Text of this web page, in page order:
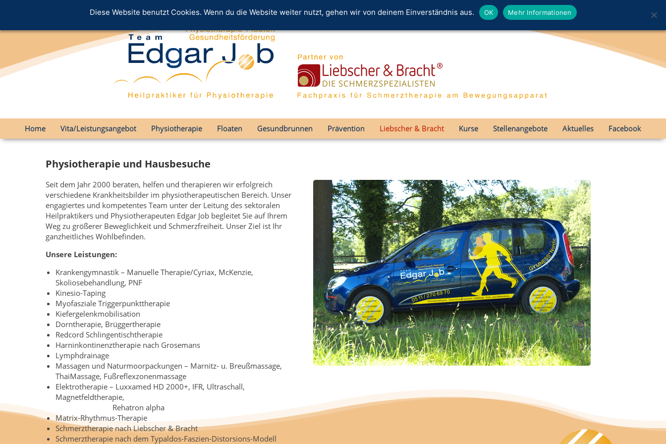
Main menu
Skip to content
Home Vita/Leistungsangebot Physiotherapie Floaten Gesundbrunnen Prävention Liebscher & Bracht Kurse Stellenangebote Aktuelles Facebook
Physiotherapie und Hausbesuche
Seit dem Jahr 2000 beraten, helfen und therapieren wir erfolgreich
verschiedene Krankheitsbilder im physiotherapeutischen Bereich. Unser
engagiertes und kompetentes Team unter der Leitung des sektoralen
Heilpraktikers und Physiotherapeuten Edgar Job begleitet Sie auf Ihrem
Weg zu größerer Beweglichkeit und Schmerzfreiheit. Unser Ziel ist Ihr
ganzheitliches Wohlbefinden.
Unsere Leistungen:
Krankengymnastik – Manuelle Therapie/Cyriax, McKenzie,
Skoliosebehandlung, PNF
Kinesio-Taping
Myofasziale Triggerpunkttherapie
Kiefergelenkmobilisation
Dorntherapie, Brüggertherapie
Redcord Schlingentischtherapie
Harninkontinenztherapie nach Grosemans
Lymphdrainage
Massagen und Naturmoorpackungen – Marnitz- u. Breußmassage,
ThaiMassage, Fußreflexzonenmassage
Elektrotherapie – Luxxamed HD 2000+, IFR, Ultraschall,
Magnetfeldtherapie,
Rehatron alpha
Matrix-Rhythmus-Therapie
Schmerztherapie nach Liebscher & Bracht
Schmerztherapie nach dem Typaldos-Faszien-Distorsions-Modell
Diese Website benutzt Cookies. Wenn du die Website weiter nutzt, gehen wir von deinem Einverständnis aus. OK Mehr Informationen